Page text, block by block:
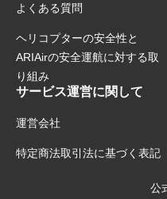
よくある質問
ヘリコプターの安全性と
ARIAirの安全運航に対する取
り組み
サービス運営に関して
運営会社
特定商法取引法に基づく表記
公